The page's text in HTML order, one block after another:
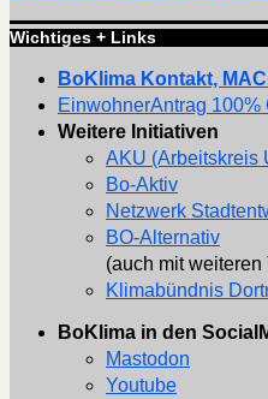
Wichtiges + Links
BoKlima Kontakt,
EinwohnerAntrag 100%
Weitere Initiativen
AKU (Arbeitskreis
Bo-Aktiv
Netzwerk
BO-Alternativ
(auch mit weiteren
Klimabündnis
BoKlima in den
Mastodon
Youtube